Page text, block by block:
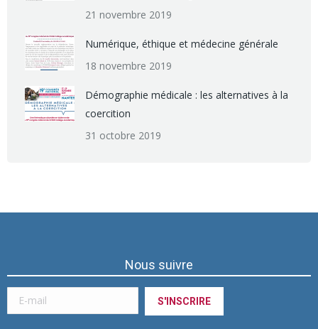
21 novembre 2019
Numérique, éthique et médecine générale
18 novembre 2019
Démographie médicale : les alternatives à la
coercition
31 octobre 2019
Nous suivre